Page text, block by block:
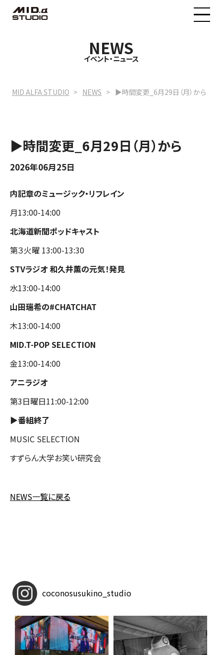
MID.α STUDIOについて
料金プラン
予約状況
NEWS
イベント・ニュース
MID ALFA STUDIO NEWS ▶︎時間変更_6月29日（月）から
▶︎時間変更_6月29日（月）から
2026年06月25日
内記章のミュージック・リフレイン
月13:00-14:00
北海道新聞ポッドキャスト
第３火曜 13:00-13:30
STVラジオ 和久井薫の元気！発見
水13:00-14:00
山田瑞希の#CHATCHAT
木13:00-14:00
MID.T-POP SELECTION
金13:00-14:00
アニラジオ
第3日曜日11:00-12:00
▶︎番組終了
MUSIC SELECTION
すずらん大学お笑い研究会
NEWS一覧に戻る
coconosusukino_studio